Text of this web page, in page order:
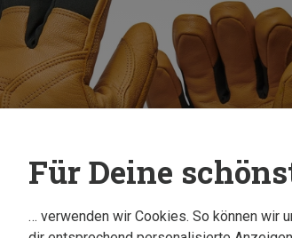
Für Deine
… verwenden wir Cookies. So können wir